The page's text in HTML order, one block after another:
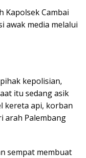
Kapolsek Cambai
awak media melalui
kepolisian,
itu sedang asik
kereta api, korban
arah Palembang
sempat membuat